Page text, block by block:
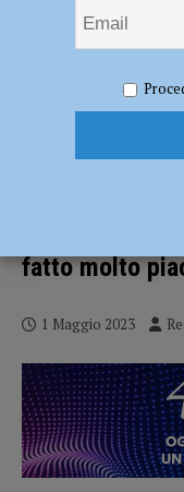
PalabancaEventi
essere nel cuore della
Il salone del
fatto molto
1 Maggio 2023